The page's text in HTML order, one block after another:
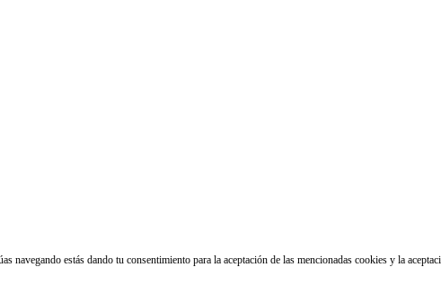
navegando estás dando tu consentimiento para la aceptación de las mencionadas cookies y la